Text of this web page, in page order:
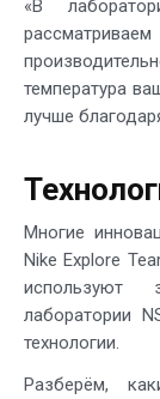
«В
температура
лучше
Многие
Nike Explore
используют
лаборатории
технологии.
Разберём,